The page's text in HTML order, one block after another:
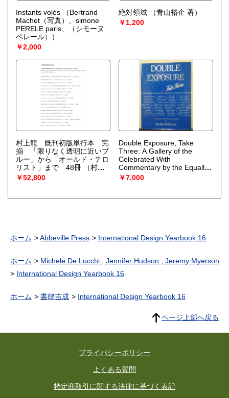
Instants volés
（Bertrand
Machet（写真）、simone
PERELE paris、（シモーヌ
ペレール））
￥2,000
絶対領域
（青山裕企 著）
￥1,200
村上龍 既刊初版単行本 完
揃 「限りなく透明に近いブ
ルー」から「オールド・テロ
リスト」まで 48冊
（村上
龍）
￥52,800
Double Exposure, Take
Three: A Gallery of the
Celebrated With
Commentary by the Equally
Celebrated
McDowall）
￥7,000
ホーム Abbeville Press International Design Yearbook 16
ホーム
Michele De Lucchi , Jennifer Hudson , Jeremy Myerson
International Design Yearbook 16
ホーム 書肆吉成 International Design Yearbook 16
ページ上部へ戻る
プライバシーポリシー
よくある質問
特定商取引に関する法律に基づく表記